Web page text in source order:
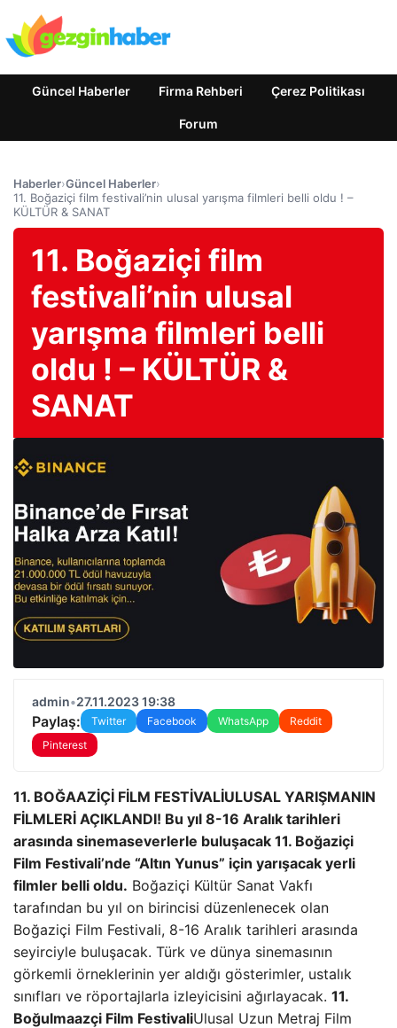
Güncel Haberler Firma Rehberi Çerez Politikası
Forum
Haberler›Güncel Haberler›
11. Boğaziçi film festivali’nin ulusal yarışma filmleri belli oldu ! –
KÜLTÜR & SANAT
11. Boğaziçi film
festivali’nin ulusal
yarışma filmleri belli
oldu ! – KÜLTÜR &
SANAT
admin•27.11.2023 19:38
Paylaş: Twitter Facebook WhatsApp
Reddit
Pinterest
11. BOĞAAZİÇİ FİLM FESTİVALİULUSAL YARIŞMANIN
FİLMLERİ AÇIKLANDI! Bu yıl 8-16 Aralık tarihleri ​​
arasında sinemaseverlerle buluşacak 11. Boğaziçi
Film Festivali’nde “Altın Yunus” için yarışacak yerli
filmler belli oldu. Boğaziçi Kültür Sanat Vakfı
tarafından bu yıl on birincisi düzenlenecek olan
Boğaziçi Film Festivali, 8-16 Aralık tarihleri ​​arasında
seyirciyle buluşacak. Türk ve dünya sinemasının
görkemli örneklerinin yer aldığı gösterimler, ustalık
sınıfları ve röportajlarla izleyicisini ağırlayacak. 11.
Boğulmaazçi Film FestivaliUlusal Uzun Metraj Film